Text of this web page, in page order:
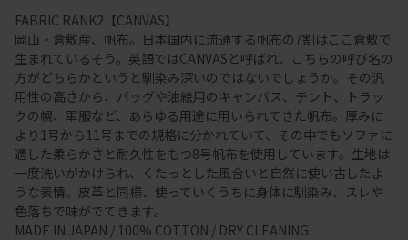
FABRIC RANK2【CANVAS】
岡山・倉敷産、帆布。日本国内に流通する帆布の7割はここ倉敷で
生まれているそう。英語ではCANVASと呼ばれ、こちらの呼び名の
方がどちらかというと馴染み深いのではないでしょうか。その汎
用性の高さから、バッグや油絵用のキャンバス、テント、トラッ
クの幌、軍服など、あらゆる用途に用いられてきた帆布。厚みに
より1号から11号までの規格に分かれていて、その中でもソファに
適した柔らかさと耐久性をもつ8号帆布を使用しています。生地は
一度洗いがかけられ、くたっとした風合いと自然に使い古したよ
うな表情。皮革と同様、使っていくうちに身体に馴染み、スレや
色落ちで味がでてきます。
MADE IN JAPAN / 100% COTTON / DRY CLEANING